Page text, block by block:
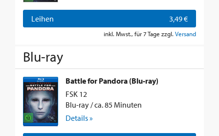
Leihen 3,49 €
inkl. Mwst., für 7 Tage zzgl. Versand
Blu-ray
Battle for Pandora (Blu-ray)
FSK 12
Blu-ray / ca. 85 Minuten
Details »